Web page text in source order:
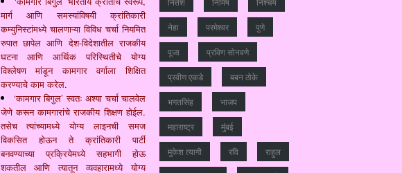
मार्ग आणि समस्यांविषयी क्रांतिकारी
कम्युनिस्टांमध्ये चालणाऱ्या विविध चर्चा नियमित
रुपात छापेल आणि देश-विदेशातील राजकीय
घटना आणि आर्थिक परिस्थितीचे योग्य
विश्लेषण मांडून कामगार वर्गाला शिक्षित
करण्याचे काम करेल.
‘कामगार बिगुल’ स्वतः अश्या चर्चा चालवेल
जेणे करून कामगारांचे राजकीय शिक्षण होईल.
तसेच त्यांच्यामध्ये योग्य लाइनची समज
विकसित होऊन ते क्रांतिकारी पार्टी
बनवण्याच्या प्रक्रियेमध्ये सहभागी होऊ
शकतील आणि त्यातून व्यवहारामध्ये योग्य
नेहा परमेश्वर पुणे
पूजा प्रविण सोनवणे
प्रवीण एकडे बबन ठोके
भगतसिंह भाजप
महाराष्‍ट्र मुंबई
मुकेश त्‍यागी रवि राहुल